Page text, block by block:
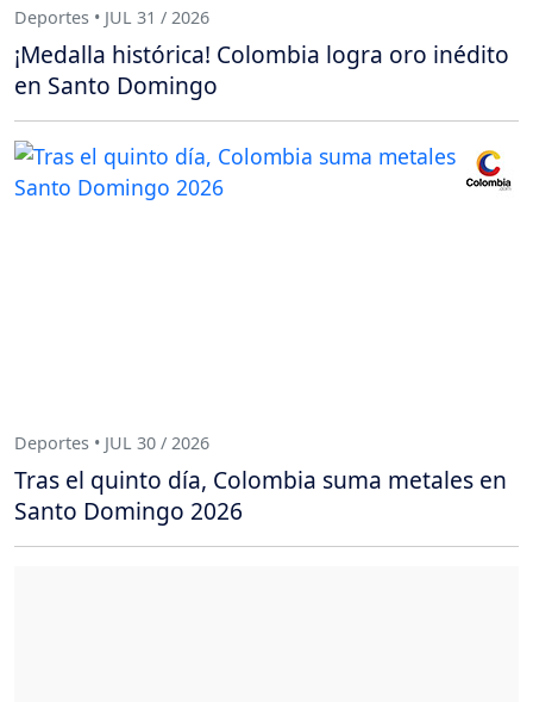
Deportes • JUL 31 / 2026
¡Medalla histórica! Colombia logra oro inédito
en Santo Domingo
Deportes • JUL 30 / 2026
Tras el quinto día, Colombia suma metales en
Santo Domingo 2026